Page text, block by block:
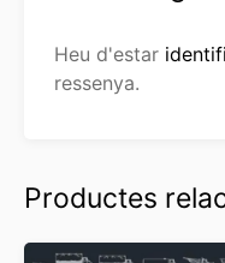
Heu d'estar
ressenya.
Productes